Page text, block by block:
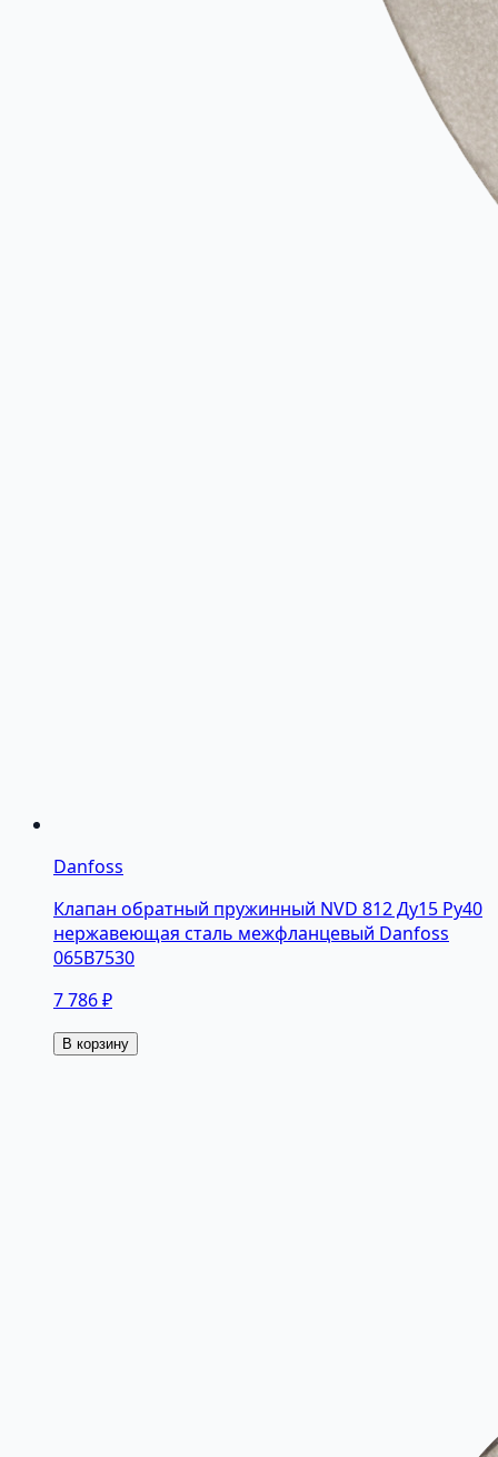
Danfoss
Клапан обратный пружинный NVD 812 Ду15 Ру40
нержавеющая сталь межфланцевый Danfoss
065B7530
7 786 ₽
В корзину